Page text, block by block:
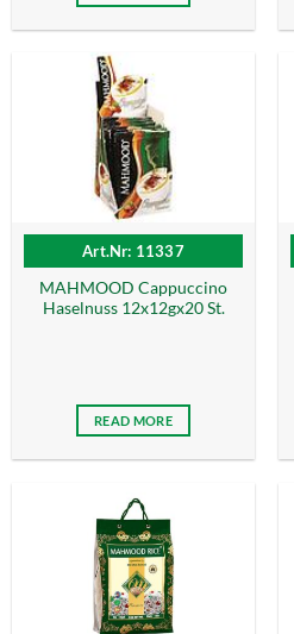
Art.Nr: 11337
MAHMOOD Cappuccino
Haselnuss 12x12gx20 St.
READ MORE